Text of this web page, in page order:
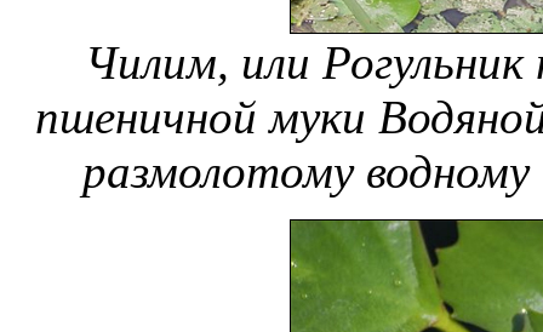
Чилим, или
пшеничной муки
размолотому водному